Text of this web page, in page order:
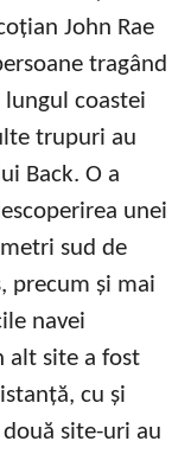
John Rae
tragând
lungul coastei
trupuri au
Back. O a
unei
sud de
precum și mai
navei
alt site a fost
cu și
site-uri au